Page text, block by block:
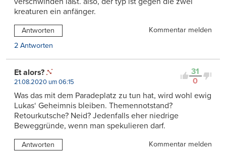
kreaturen ein anfänger.
Antworten
Kommentar melden
2 Antworten
31
0
Et alors?
21.08.2020 um 06:15
Was das mit dem Paradeplatz zu tun hat, wird wohl ewig
Lukas‘ Geheimnis bleiben. Themennotstand?
Retourkutsche? Neid? Jedenfalls eher niedrige
Beweggründe, wenn man spekulieren darf.
Antworten Kommentar melden